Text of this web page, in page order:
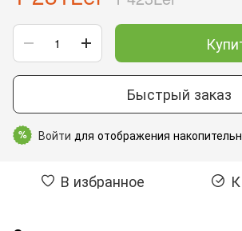
Быстрый заказ
% Войти для отображения
В избранное